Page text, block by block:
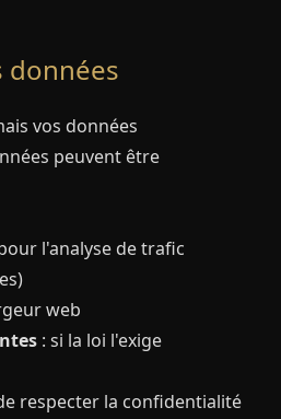
données
vos données
peuvent être
l'analyse de trafic
web
: si la loi l'exige
respecter la confidentialité